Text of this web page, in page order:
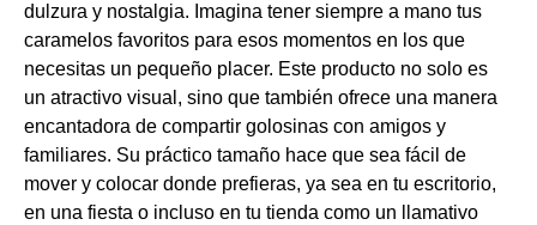
dulzura y nostalgia. Imagina tener siempre a mano tus
caramelos favoritos para esos momentos en los que
necesitas un pequeño placer. Este producto no solo es
un atractivo visual, sino que también ofrece una manera
encantadora de compartir golosinas con amigos y
familiares. Su práctico tamaño hace que sea fácil de
mover y colocar donde prefieras, ya sea en tu escritorio,
en una fiesta o incluso en tu tienda como un llamativo